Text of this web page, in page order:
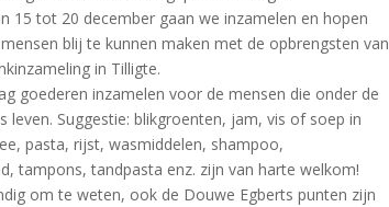
15 tot 20 december gaan we inzamelen en hopen
blij te kunnen maken met de opbrengsten van
in Tilligte.
goederen inzamelen voor de mensen die onder de
leven. Suggestie: blikgroenten, jam, vis of soep in
pasta, rijst, wasmiddelen, shampoo,
tampons, tandpasta enz. zijn van harte welkom!
om te weten, ook de Douwe Egberts punten zijn